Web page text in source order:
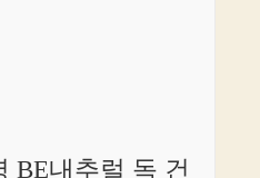
BE내추럴 독 건